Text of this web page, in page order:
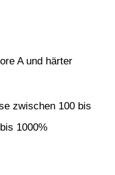
A und härter
zwischen 100 bis
1000%